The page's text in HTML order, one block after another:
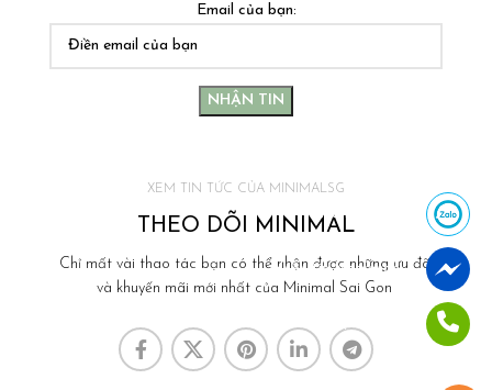
Email của bạn:
XEM TIN TỨC CỦA MINIMALSG
THEO DÕI MINIMAL
Chỉ mất vài thao tác bạn có thể nhận được những ưu đãi
và khuyến mãi mới nhất của Minimal Sai Gon
Nhắn tin Zalo
Nhắn tin Messenger